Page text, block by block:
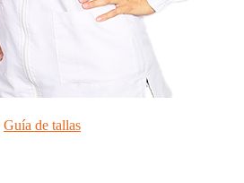
Guía de tallas